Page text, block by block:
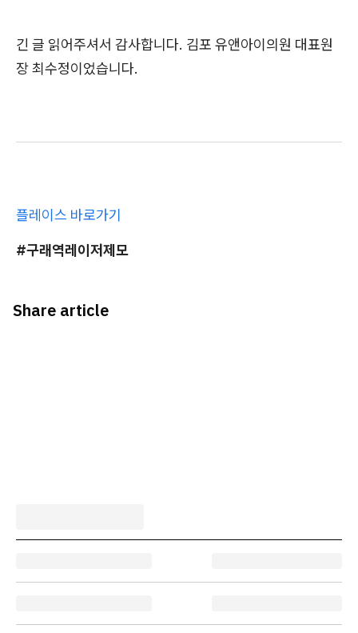
긴 글 읽어주셔서 감사합니다. 김포 유앤아이의원 대표원
장 최수정이었습니다.
플레이스 바로가기
#구래역레이저제모
Share article